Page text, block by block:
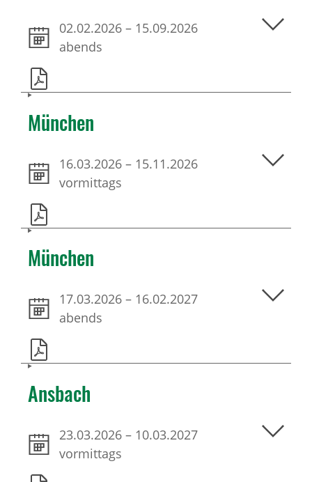
02.02.2026 – 15.09.2026
abends
München
16.03.2026 – 15.11.2026
vormittags
München
17.03.2026 – 16.02.2027
abends
Ansbach
23.03.2026 – 10.03.2027
vormittags